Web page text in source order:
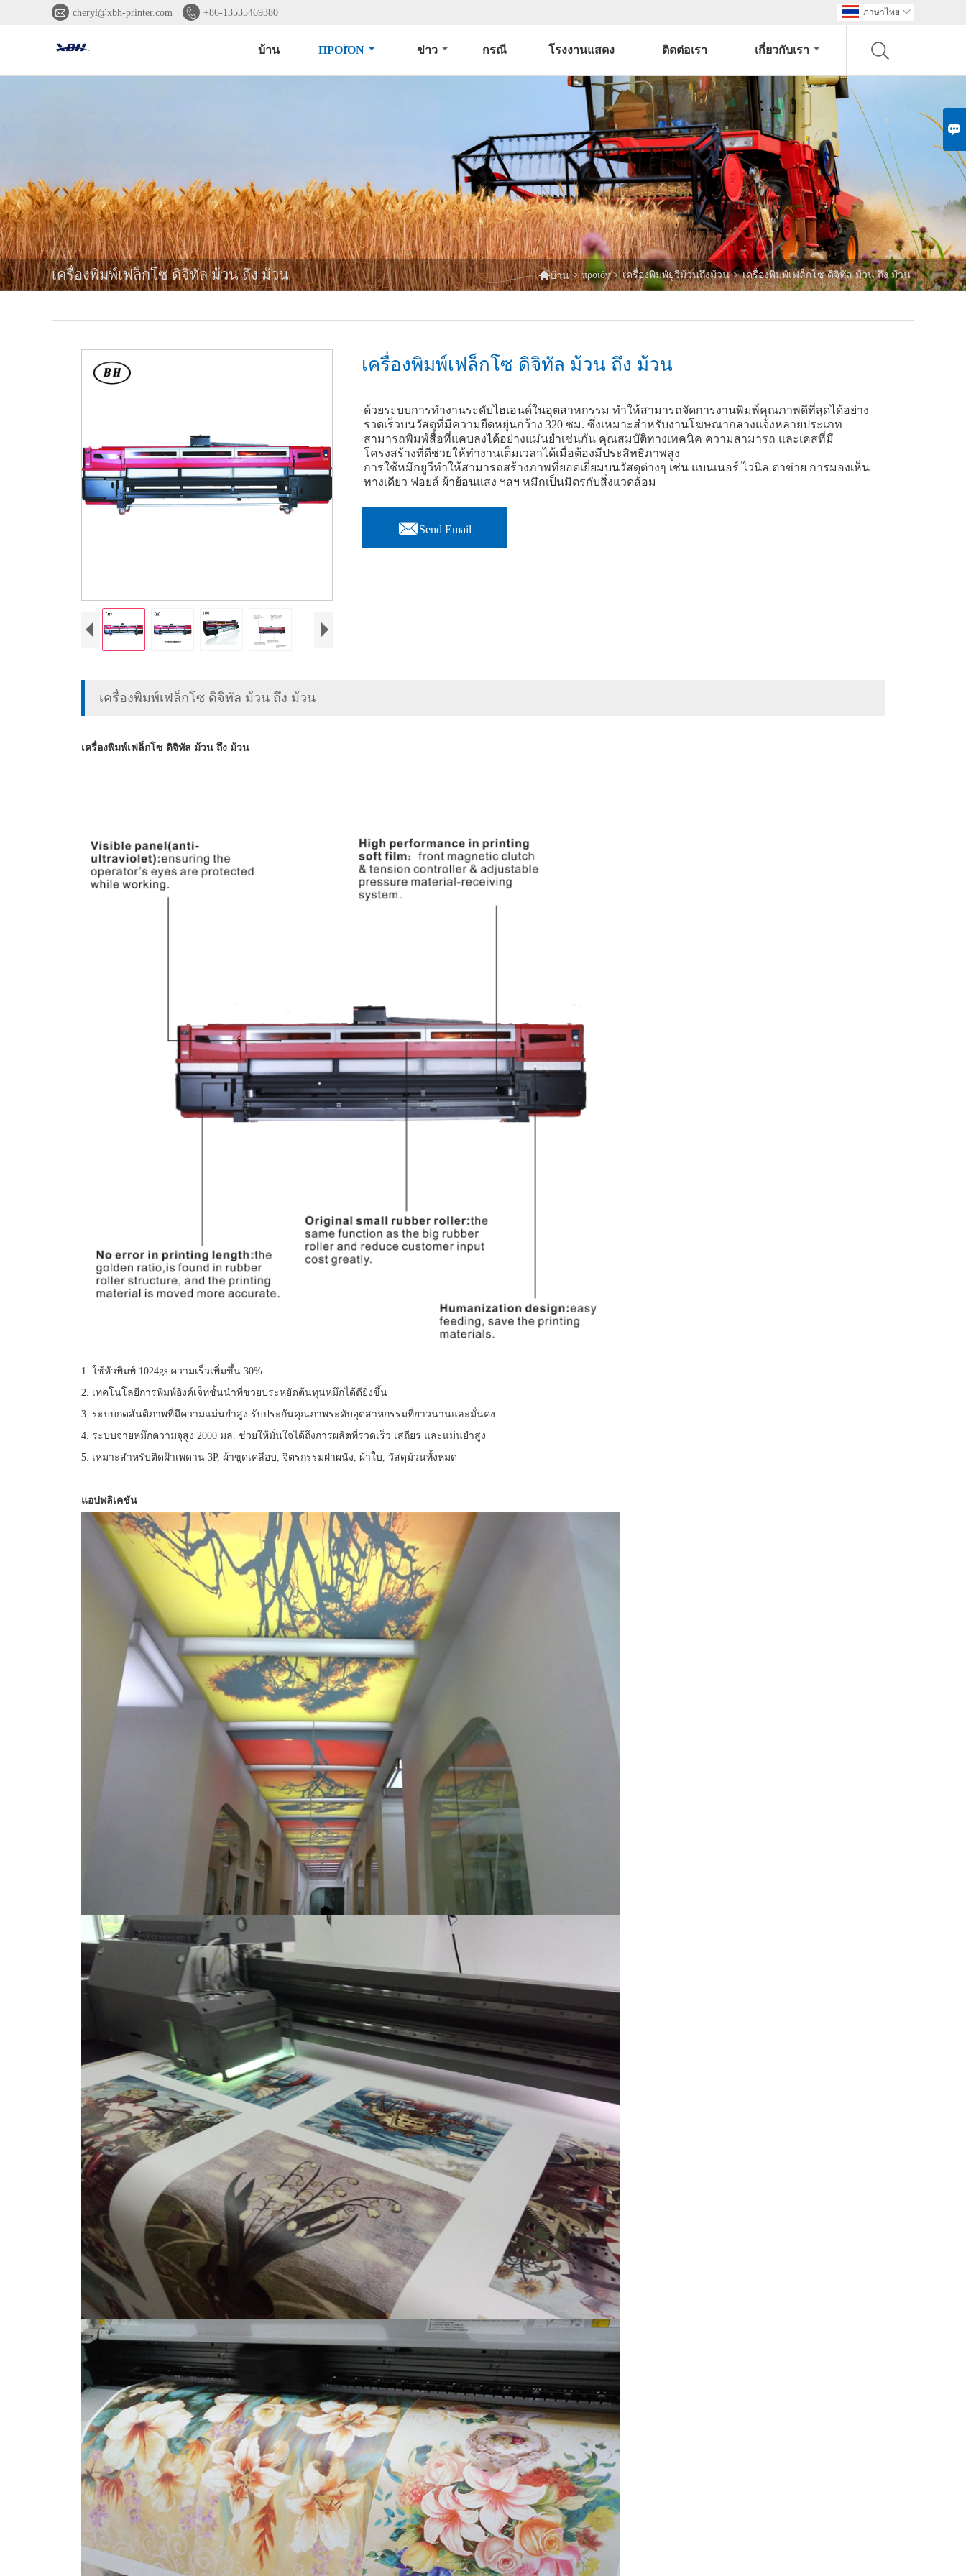

 cheryl@xbh-printer.com  +86-13535469380 ภาษาไทย 
บ้าน ΠΡΟΪΌΝ ข่าว กรณี โรงงานแสดง ติดต่อเรา เกี่ยวกับเรา
เครื่องพิมพ์เฟล็กโซ ดิจิทัล ม้วน ถึง ม้วน บ้าน > προϊόν > เครื่องพิมพ์ยูวีม้วนถึงม้วน > เครื่องพิมพ์เฟล็กโซ ดิจิทัล ม้วน ถึง ม้วน
เครื่องพิมพ์เฟล็กโซ ดิจิทัล ม้วน ถึง ม้วน
ด้วยระบบการทำงานระดับไฮเอนด์ในอุตสาหกรรม ทำให้สามารถจัดการงานพิมพ์คุณภาพดีที่สุดได้อย่าง
รวดเร็วบนวัสดุที่มีความยืดหยุ่นกว้าง 320 ซม. ซึ่งเหมาะสำหรับงานโฆษณากลางแจ้งหลายประเภท
สามารถพิมพ์สื่อที่แคบลงได้อย่างแม่นยำเช่นกัน คุณสมบัติทางเทคนิค ความสามารถ และเคสที่มี
โครงสร้างที่ดีช่วยให้ทำงานเต็มเวลาได้เมื่อต้องมีประสิทธิภาพสูง
การใช้หมึกยูวีทำให้สามารถสร้างภาพที่ยอดเยี่ยมบนวัสดุต่างๆ เช่น แบนเนอร์ ไวนิล ตาข่าย การมองเห็น
ทางเดียว ฟอยล์ ผ้าย้อนแสง ฯลฯ หมึกเป็นมิตรกับสิ่งแวดล้อม
Send Email
เครื่องพิมพ์เฟล็กโซ ดิจิทัล ม้วน ถึง ม้วน
เครื่องพิมพ์เฟล็กโซ ดิจิทัล ม้วน ถึง ม้วน
1. ใช้หัวพิมพ์ 1024gs ความเร็วเพิ่มขึ้น 30%
2. เทคโนโลยีการพิมพ์อิงค์เจ็ทชั้นนำที่ช่วยประหยัดต้นทุนหมึกได้ดียิ่งขึ้น
3. ระบบกดสันติภาพที่มีความแม่นยำสูง รับประกันคุณภาพระดับอุตสาหกรรมที่ยาวนานและมั่นคง
4. ระบบจ่ายหมึกความจุสูง 2000 มล. ช่วยให้มั่นใจได้ถึงการผลิตที่รวดเร็ว เสถียร และแม่นยำสูง
5. เหมาะสำหรับติดฝ้าเพดาน 3P, ผ้าขูดเคลือบ, จิตรกรรมฝาผนัง, ผ้าใบ, วัสดุม้วนทั้งหมด
แอปพลิเคชัน